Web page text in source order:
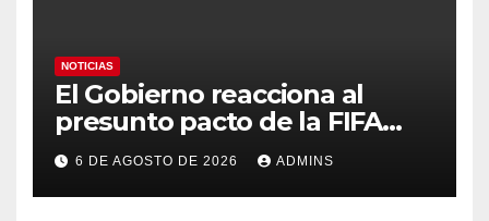
NOTICIAS
El Gobierno reacciona al
presunto pacto de la FIFA
con Marruecos para acoger la
final del Mundial 2030:
«Tiene que ser en España»
6 DE AGOSTO DE 2026 ADMINS